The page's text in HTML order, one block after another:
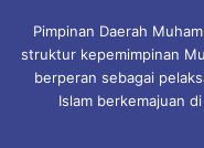
Pimpinan Daerah
struktur kepemimpinan
berperan sebagai
Islam berkemajuan